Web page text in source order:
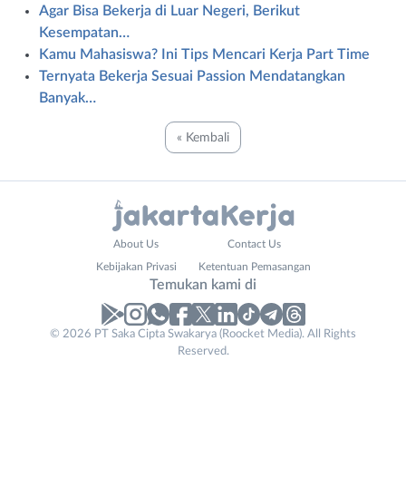
Agar Bisa Bekerja di Luar Negeri, Berikut
Kesempatan…
Kamu Mahasiswa? Ini Tips Mencari Kerja Part Time
Ternyata Bekerja Sesuai Passion Mendatangkan
Banyak…
« Kembali
About Us Contact Us
Kebijakan Privasi Ketentuan Pemasangan
Temukan kami di
© 2026 PT Saka Cipta Swakarya (Roocket Media). All Rights
Reserved.